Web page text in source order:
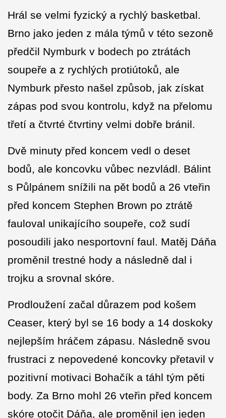
Hrál se velmi fyzický a rychlý basketbal.
Brno jako jeden z mála týmů v této sezoně
předčil Nymburk v bodech po ztrátách
soupeře a z rychlých protiútoků, ale
Nymburk přesto našel způsob, jak získat
zápas pod svou kontrolu, když na přelomu
třetí a čtvrté čtvrtiny velmi dobře bránil.
Dvě minuty před koncem vedl o deset
bodů, ale koncovku vůbec nezvládl. Bálint
s Půlpánem snížili na pět bodů a 26 vteřin
před koncem Stephen Brown po ztrátě
fauloval unikajícího soupeře, což sudí
posoudili jako nesportovní faul. Matěj Dáňa
proměnil trestné hody a následně dal i
trojku a srovnal skóre.
Prodloužení začal důrazem pod košem
Ceaser, který byl se 16 body a 14 doskoky
nejlepším hráčem zápasu. Následně svou
frustraci z nepovedené koncovky přetavil v
pozitivní motivaci Bohačík a táhl tým pěti
body. Za Brno mohl 26 vteřin před koncem
skóre otočit Dáňa, ale proměnil jen jeden